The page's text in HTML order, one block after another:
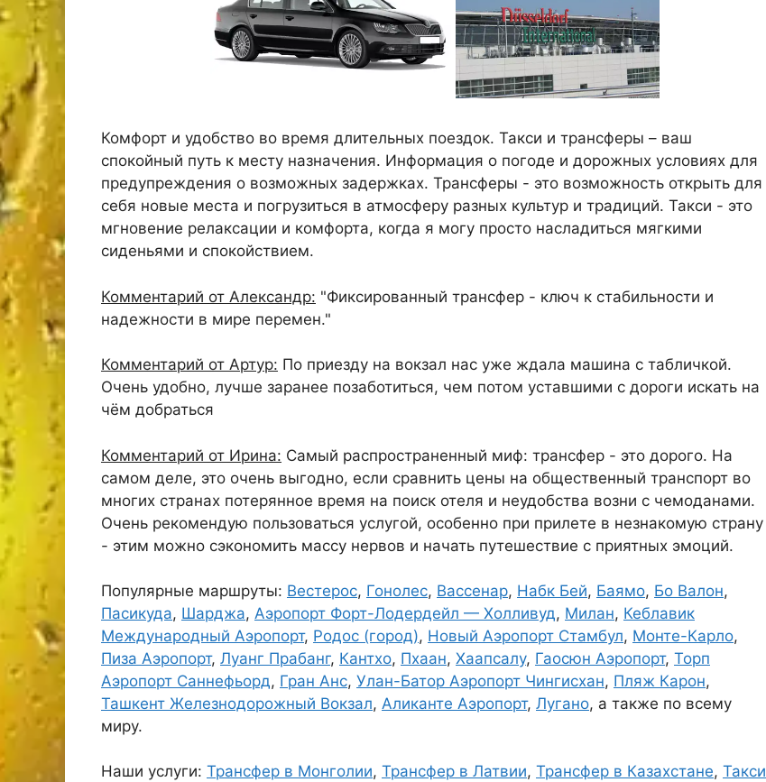
Комфорт и удобство во время длительных поездок. Такси и трансферы – ваш
спокойный путь к месту назначения. Информация о погоде и дорожных условиях для
предупреждения о возможных задержках. Трансферы - это возможность открыть для
себя новые места и погрузиться в атмосферу разных культур и традиций. Такси - это
мгновение релаксации и комфорта, когда я могу просто насладиться мягкими
сиденьями и спокойствием.
Комментарий от Александр: "Фиксированный трансфер - ключ к стабильности и
надежности в мире перемен."
Комментарий от Артур: По приезду на вокзал нас уже ждала машина с табличкой.
Очень удобно, лучше заранее позаботиться, чем потом уставшими с дороги искать на
чём добраться
Комментарий от Ирина: Самый распространенный миф: трансфер - это дорого. На
самом деле, это очень выгодно, если сравнить цены на общественный транспорт во
многих странах потерянное время на поиск отеля и неудобства возни с чемоданами.
Очень рекомендую пользоваться услугой, особенно при прилете в незнакомую страну
- этим можно сэкономить массу нервов и начать путешествие с приятных эмоций.
Популярные маршруты: Вестерос, Гонолес, Вассенар, Набк Бей, Баямо, Бо Валон,
Пасикуда, Шарджа, Аэропорт Форт-Лодердейл — Холливуд, Милан, Кеблавик
Международный Аэропорт, Родос (город), Новый Аэропорт Стамбул, Монте-Карло,
Пиза Аэропорт, Луанг Прабанг, Кантхо, Пхаан, Хаапсалу, Гаосюн Аэропорт, Торп
Аэропорт Саннефьорд, Гран Анс, Улан-Батор Аэропорт Чингисхан, Пляж Карон,
Ташкент Железнодорожный Вокзал, Аликанте Аэропорт, Лугано, а также по всему
миру.
Наши услуги: Трансфер в Монголии, Трансфер в Латвии, Трансфер в Казахстане, Такси